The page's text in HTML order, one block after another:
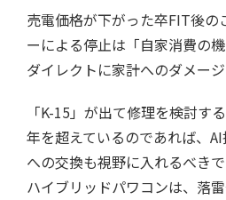
売電価格が下がった卒FIT後の
ーによる停止は「自家消費の
ダイレクトに家計へのダメージ
「K-15」が出て修理を検討す
年を超えているのであれば、
への交換も視野に入れるべき
ハイブリッドパワコンは、落